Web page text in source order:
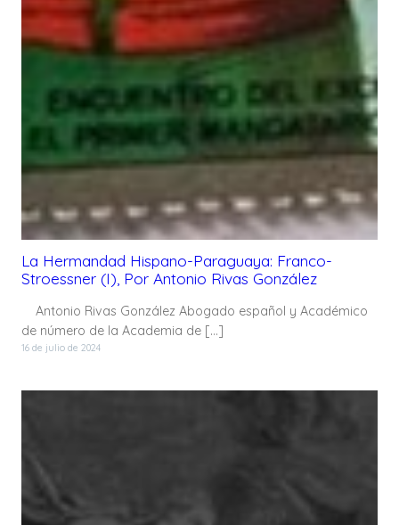
La Hermandad Hispano-Paraguaya: Franco-
Stroessner (I), Por Antonio Rivas González
Antonio Rivas González Abogado español y Académico
de número de la Academia de […]
16 de julio de 2024